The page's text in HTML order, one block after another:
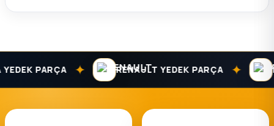
PARÇA ✦ RENAULT YEDEK PARÇA ✦